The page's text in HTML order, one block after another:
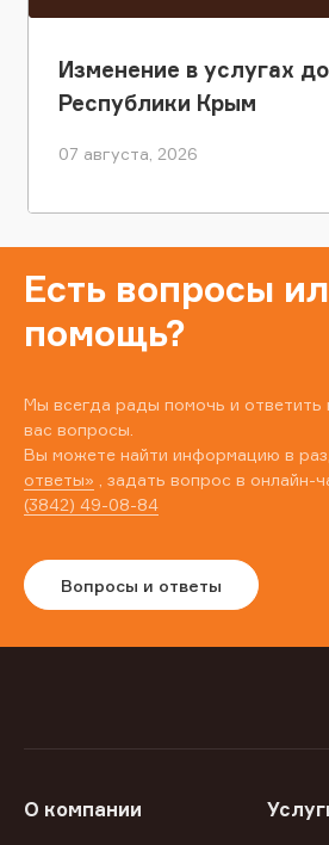
Изменение в услугах
Республики Крым
07 августа, 2026
Есть вопросы
помощь?
Мы всегда рады помочь и ответить
вас вопросы.
Вы можете найти информацию в
ответы» , задать вопрос в онлайн-
(3842) 49-08-84
Вопросы и ответы
О компании